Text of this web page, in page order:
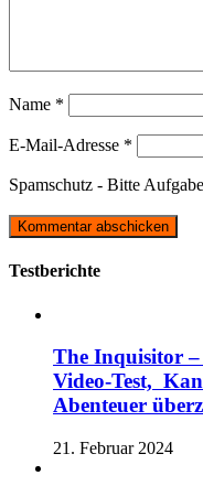
Name *
E-Mail-Adresse *
Spamschutz - Bitte
Testberichte
The Inquisitor
Video-Test,
Abenteuer
21. Februar 2024